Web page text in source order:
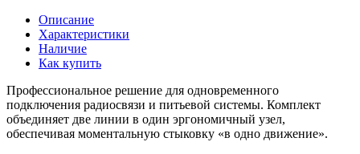
Описание
Характеристики
Наличие
Как купить
Профессиональное решение для одновременного
подключения радиосвязи и питьевой системы. Комплект
объединяет две линии в один эргономичный узел,
обеспечивая моментальную стыковку «в одно движение».